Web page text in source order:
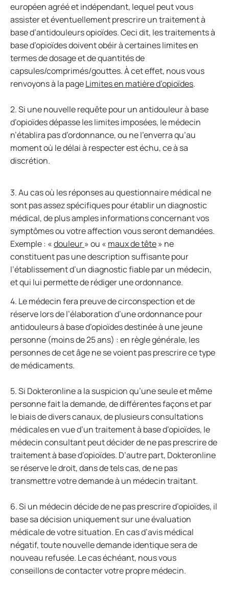
européen agréé et indépendant, lequel peut vous
assister et éventuellement prescrire un traitement à
base d’antidouleurs opioïdes. Ceci dit, les traitements à
base d’opioïdes doivent obéir à certaines limites en
termes de dosage et de quantités de
capsules/comprimés/gouttes. À cet effet, nous vous
renvoyons à la pageLimites en matière d’opioïdes.
2. Si une nouvelle requête pour un antidouleur à base
d’opioïdes dépasse les limites imposées, le médecin
n’établira pas d’ordonnance, ou ne l’enverra qu’au
moment où le délai à respecter est échu, ce à sa
discrétion.
3. Au cas où les réponses au questionnaire médical ne
sont pas assez spécifiques pour établir un diagnostic
médical, de plus amples informations concernant vos
symptômes ou votre affection vous seront demandées.
Exemple : «douleur» ou « maux de tête» ne
constituent pas une description suffisante pour
l’établissement d’un diagnostic fiable par un médecin,
et qui lui permette de rédiger une ordonnance.
4. Le médecin fera preuve de circonspection et de
réserve lors de l’élaboration d’une ordonnance pour
antidouleurs à base d’opioïdes destinée à une jeune
personne (moins de 25 ans) : en règle générale, les
personnes de cet âge ne se voient pas prescrire ce type
de médicaments.
5. Si Dokteronline a la suspicion qu’une seule et même
personne fait la demande, de différentes façons et par
le biais de divers canaux, de plusieurs consultations
médicales en vue d’un traitement à base d’opioïdes, le
médecin consultant peut décider de ne pas prescrire de
traitement à base d’opioïdes. D’autre part, Dokteronline
se réserve le droit, dans de tels cas, de ne pas
transmettre votre demande à un médecin traitant.
6. Si un médecin décide de ne pas prescrire d’opioïdes, il
base sa décision uniquement sur une évaluation
médicale de votre situation. En cas d’avis médical
négatif, toute nouvelle demande identique sera de
nouveau refusée. Le cas échéant, nous vous
conseillons de contacter votre propre médecin.